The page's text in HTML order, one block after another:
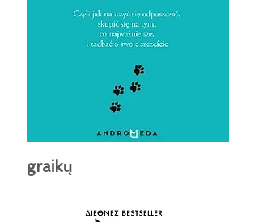
graikų